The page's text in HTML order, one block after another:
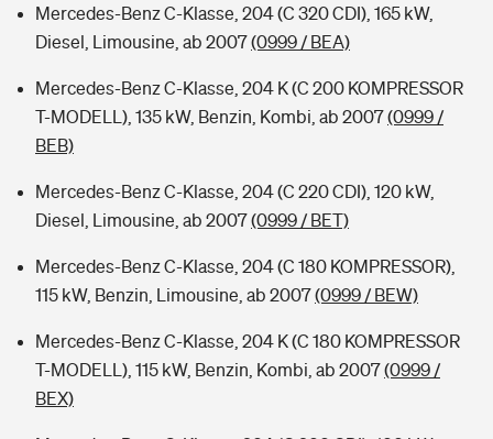
Mercedes-Benz C-Klasse, 204 (C 320 CDI), 165 kW,
Diesel, Limousine, ab 2007(0999 / BEA)
Mercedes-Benz C-Klasse, 204 K (C 200 KOMPRESSOR
T-MODELL), 135 kW, Benzin, Kombi, ab 2007(0999 /
BEB)
Mercedes-Benz C-Klasse, 204 (C 220 CDI), 120 kW,
Diesel, Limousine, ab 2007(0999 / BET)
Mercedes-Benz C-Klasse, 204 (C 180 KOMPRESSOR),
115 kW, Benzin, Limousine, ab 2007(0999 / BEW)
Mercedes-Benz C-Klasse, 204 K (C 180 KOMPRESSOR
T-MODELL), 115 kW, Benzin, Kombi, ab 2007(0999 /
BEX)